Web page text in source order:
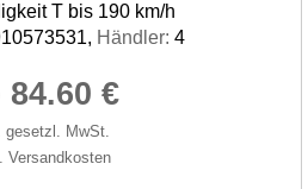
T bis 190 km/h
Händler: 4
84.60 €
gesetzl. MwSt.
Versandkosten